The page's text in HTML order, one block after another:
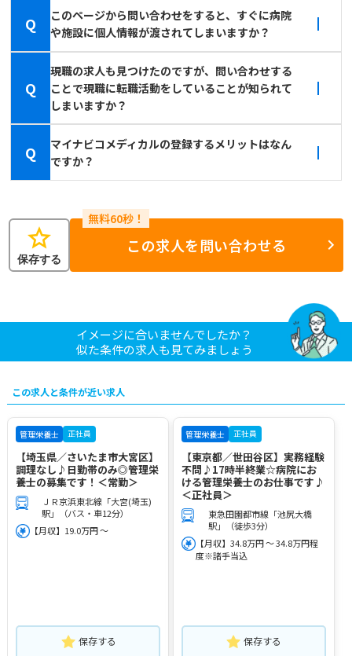
Q
このページから問い合わせをすると、すぐに病院
や施設に個人情報が渡されてしまいますか？
Q
現職の求人も見つけたのですが、問い合わせする
ことで現職に転職活動をしていることが知られて
しまいますか？
Q
マイナビコメディカルの登録するメリットはなん
ですか？
star
保存する
この求人を問い合わせる
イメージに合いませんでしたか？
似た条件の求人も見てみましょう
この求人と条件が近い求人
管理栄養士 正社員
【埼玉県／さいたま市大宮区】
調理なし♪日勤帯のみ◎管理栄
養士の募集です！＜常勤＞
ＪＲ京浜東北線「大宮(埼玉)
駅」（バス・車12分）
【月収】19.0万円 ～
保存する
管理栄養士 正社員
【東京都／世田谷区】実務経験
不問♪17時半終業☆病院にお
ける管理栄養士のお仕事です♪
＜正社員＞
東急田園都市線「池尻大橋
駅」（徒歩3分）
【月収】34.8万円 ～ 34.8万円程
度※諸手当込
保存する